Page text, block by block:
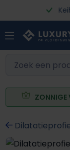
Ga naar de
ZONNIGE